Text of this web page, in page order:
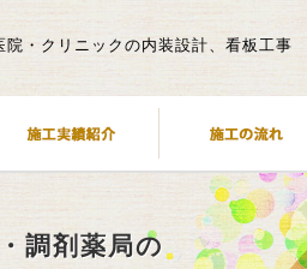
院・クリニックの内装設計、看板工事
調剤薬局の